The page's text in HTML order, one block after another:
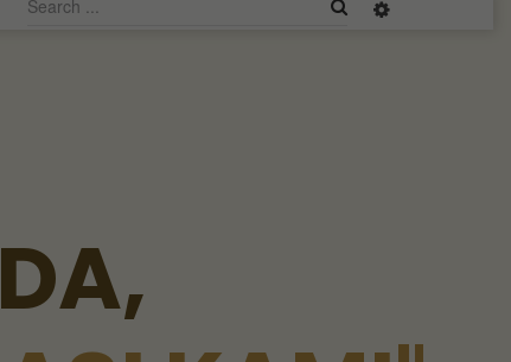
DA,